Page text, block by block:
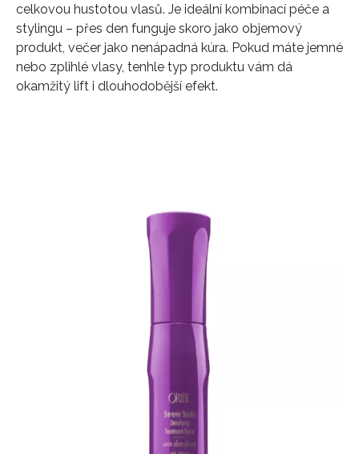
REDAKCE
celkovou hustotou vlasů. Je ideální kombinací péče a
stylingu – přes den funguje skoro jako objemový
produkt, večer jako nenápadná kúra. Pokud máte jemné
nebo zplihlé vlasy, tenhle typ produktu vám dá
okamžitý lift i dlouhodobější efekt.